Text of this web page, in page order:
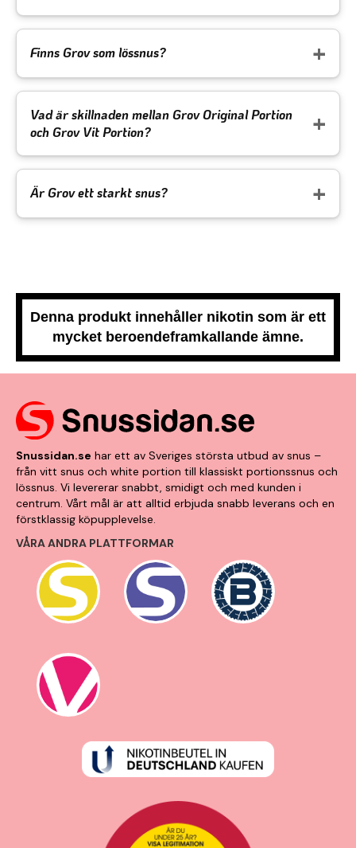
Finns Grov som lössnus?
Vad är skillnaden mellan Grov Original Portion
och Grov Vit Portion?
Är Grov ett starkt snus?
Denna produkt innehåller nikotin som är ett
mycket beroendeframkallande ämne.
Snussidan.se har ett av Sveriges största utbud av snus –
från vitt snus och white portion till klassiskt portionssnus och
lössnus. Vi levererar snabbt, smidigt och med kunden i
centrum. Vårt mål är att alltid erbjuda snabb leverans och en
förstklassig köpupplevelse.
VÅRA ANDRA PLATTFORMAR